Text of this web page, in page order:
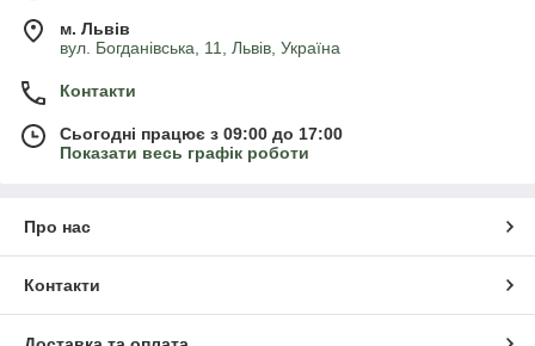
м. Львів
вул. Богданівська, 11, Львів, Україна
Контакти
Сьогодні працює з 09:00 до 17:00
Показати весь графік роботи
Про нас
Контакти